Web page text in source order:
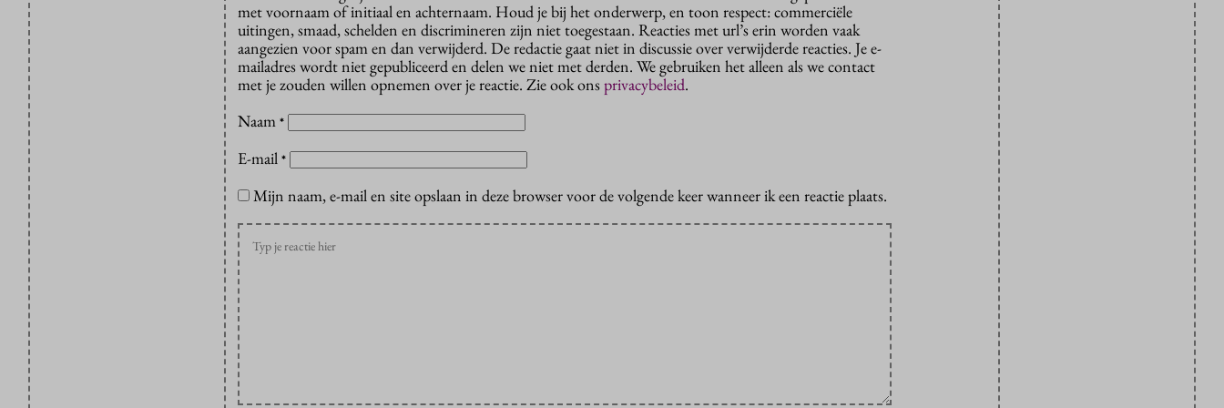
met voornaam of initiaal en achternaam. Houd je bij het onderwerp, en toon respect: commerciële
uitingen, smaad, schelden en discrimineren zijn niet toegestaan. Reacties met url’s erin worden vaak
aangezien voor spam en dan verwijderd. De redactie gaat niet in discussie over verwijderde reacties. Je e-
mailadres wordt niet gepubliceerd en delen we niet met derden. We gebruiken het alleen als we contact
met je zouden willen opnemen over je reactie. Zie ook onsprivacybeleid.
Naam *
E-mail *
Mijn naam, e-mail en site opslaan in deze browser voor de volgende keer wanneer ik een reactie plaats.